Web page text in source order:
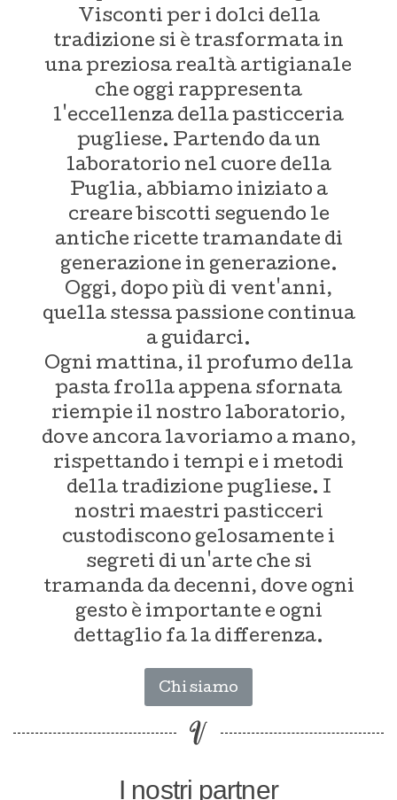
Visconti per i dolci della
tradizione si è trasformata in
una preziosa realtà artigianale
che oggi rappresenta
l'eccellenza della pasticceria
pugliese. Partendo da un
laboratorio nel cuore della
Puglia, abbiamo iniziato a
creare biscotti seguendo le
antiche ricette tramandate di
generazione in generazione.
Oggi, dopo più di vent'anni,
quella stessa passione continua
a guidarci.
Ogni mattina, il profumo della
pasta frolla appena sfornata
riempie il nostro laboratorio,
dove ancora lavoriamo a mano,
rispettando i tempi e i metodi
della tradizione pugliese. I
nostri maestri pasticceri
custodiscono gelosamente i
segreti di un'arte che si
tramanda da decenni, dove ogni
gesto è importante e ogni
dettaglio fa la differenza.
Chi siamo
I nostri partner